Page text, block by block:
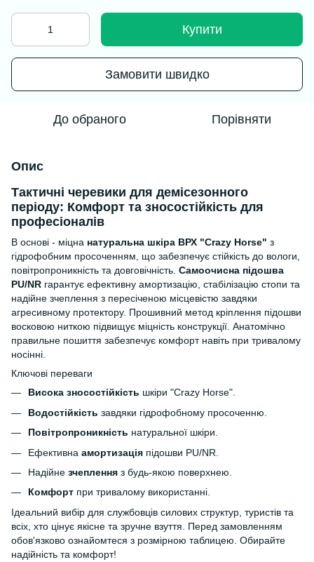
Купити
Замовити швидко
До обраного Порівняти
Опис
Тактичні черевики для демісезонного
періоду: Комфорт та зносостійкість для
професіоналів
В основі - міцна натуральна шкіра ВРХ "Crazy Horse" з
гідрофобним просоченням, що забезпечує стійкість до вологи,
повітропроникність та довговічність. Самоочисна підошва
PU/NR гарантує ефективну амортизацію, стабілізацію стопи та
надійне зчеплення з пересіченою місцевістю завдяки
агресивному протектору. Прошивний метод кріплення підошви
восковою ниткою підвищує міцність конструкції. Анатомічно
правильне пошиття забезпечує комфорт навіть при тривалому
носінні.
Ключові переваги
Висока зносостійкість шкіри "Crazy Horse".
Водостійкість завдяки гідрофобному просоченню.
Повітропроникність натуральної шкіри.
Ефективна амортизація підошви PU/NR.
Надійне зчеплення з будь-якою поверхнею.
Комфорт при тривалому використанні.
Ідеальний вибір для службовців силових структур, туристів та
всіх, хто цінує якісне та зручне взуття. Перед замовленням
обов'язково ознайомтеся з розмірною таблицею. Обирайте
надійність та комфорт!